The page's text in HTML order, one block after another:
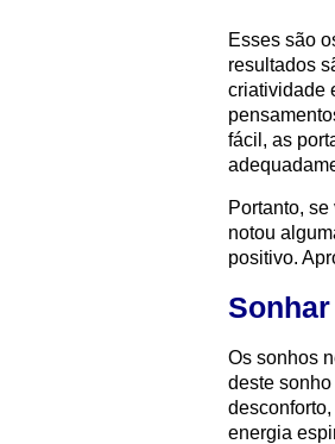
Esses são
resultados
criatividade
fácil, as
Portanto,
notou
positivo.
Os sonhos
deste
energia